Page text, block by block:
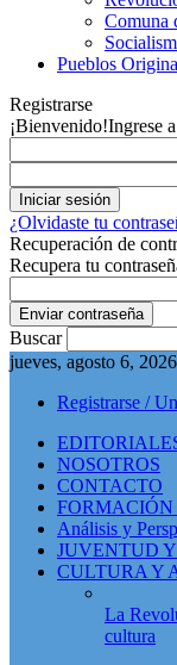
Comuna
Pueblos
Registrarse
¡Bienvenido!Ingrese
¿Olvidaste tu
Recuperación de
Recupera tu
Buscar
jueves, agosto 6, 2026
Registrarse /
NOSOTROS
CONTACTO
Análisis y
JUVENTUD
CULTURA Y
La
cultura